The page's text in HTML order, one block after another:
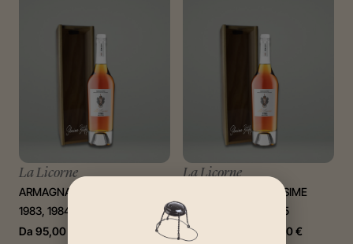
La Licorne
ARMAGNAC – MILLÉSIME 1981,
1983, 1984, 1987, 1988, 1989
Da 95,00
La Licorne
ARMAGNAC – MILLÉSIME
1964, 1970, 1973, 1975
Da
334,90€